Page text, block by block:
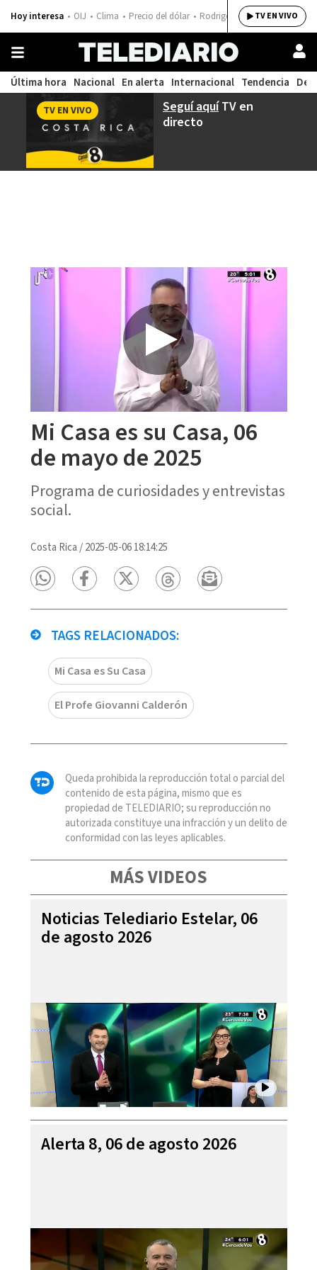
Hoy interesa OIJ Clima Precio del dólar Rodrigo ChavesTV EN VIVO
Última hora Nacional En alerta Internacional Tendencia
Seguí aquíTV en
directo
TV EN VIVO
Mi Casa es su Casa, 06
de mayo de 2025
Programa de curiosidades y entrevistas
social.
Costa Rica /2025-05-06 18:14:25
TAGS RELACIONADOS:
Mi Casa es Su Casa
El Profe Giovanni Calderón
Queda prohibida la reproducción total o parcial del
contenido de esta página, mismo que es
propiedad de TELEDIARIO; su reproducción no
autorizada constituye una infracción y un delito de
conformidad con las leyes aplicables.
MÁS VIDEOS
Noticias Telediario Estelar, 06
de agosto 2026
Alerta 8, 06 de agosto 2026